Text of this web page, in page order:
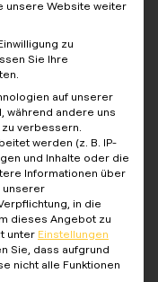
problemlos
Ladegruppe ein
einen
unsere Website weiter
zu
Sie Ihre
auf unserer
während andere uns
verbessern.
werden (z. B. IP-
und Inhalte oder die
Informationen über
unserer
in die
dieses Angebot zu
unter Einstellungen
Sie, dass aufgrund
nicht alle Funktionen